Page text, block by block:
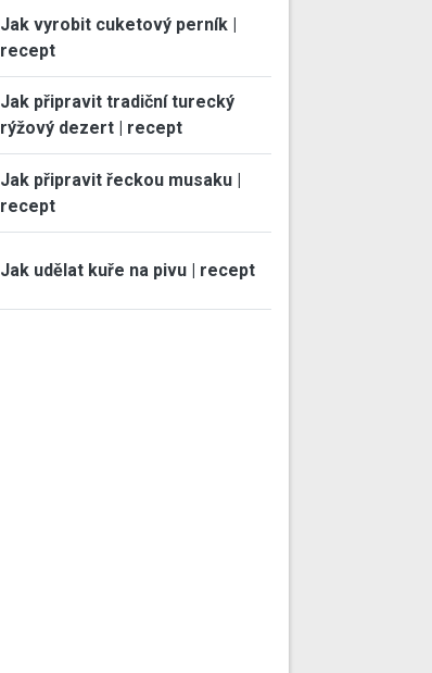
Jak vyrobit cuketový perník |
recept
Jak připravit tradiční turecký
rýžový dezert | recept
Jak připravit řeckou musaku |
recept
Jak udělat kuře na pivu | recept